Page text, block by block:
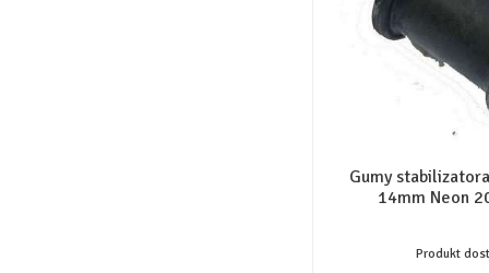
Gumy
14mm Neon
Produkt